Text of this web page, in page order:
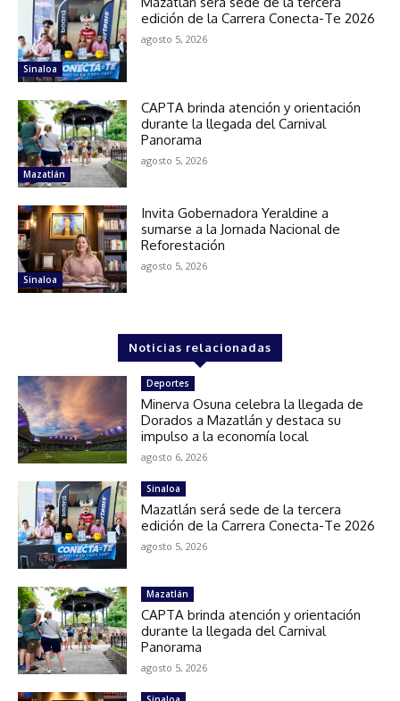
Sinaloa
edición de la Carrera Conecta-Te 2026
agosto 5, 2026
Mazatlán
CAPTA brinda atención y orientación
durante la llegada del Carnival
Panorama
agosto 5, 2026
Sinaloa
Invita Gobernadora Yeraldine a
sumarse a la Jornada Nacional de
Reforestación
agosto 5, 2026
Noticias relacionadas
Deportes
Minerva Osuna celebra la llegada de
Dorados a Mazatlán y destaca su
impulso a la economía local
agosto 6, 2026
Sinaloa
Mazatlán será sede de la tercera
edición de la Carrera Conecta-Te 2026
agosto 5, 2026
Mazatlán
CAPTA brinda atención y orientación
durante la llegada del Carnival
Panorama
agosto 5, 2026